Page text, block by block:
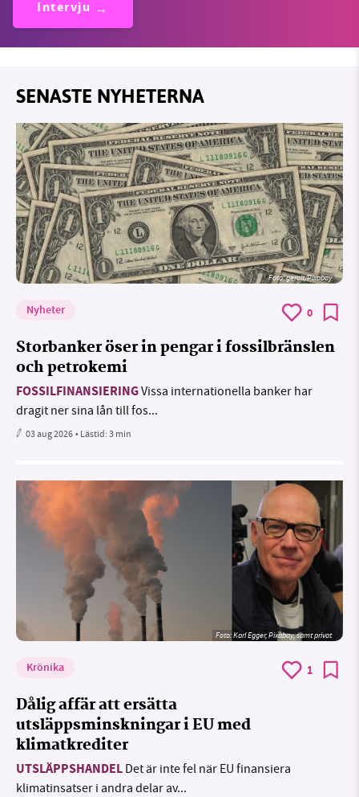
Intervju
SENASTE NYHETERNA
Foto:geralt/Pixabay
Nyheter 0
Storbanker öser in pengar i fossilbränslen
och petrokemi
FOSSILFINANSIERINGVissa internationella banker har
dragit ner sina lån till fos...
03 aug 2026• Lästid:3 min
Foto:Karl Egger, Pixabay, samt privat
Krönika 1
Dålig affär att ersätta
utsläppsminskningar i EU med
klimatkrediter
UTSLÄPPSHANDEL Det är inte fel när EU finansiera
klimatinsatser i andra delar av...